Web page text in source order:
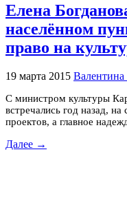
Елена
населённом
право на
19 марта 2015
С министром культуры
встречались год назад,
проектов, а главное
Далее →